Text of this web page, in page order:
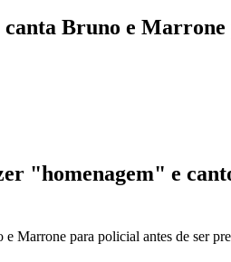
Bruno e
"homenagem" e